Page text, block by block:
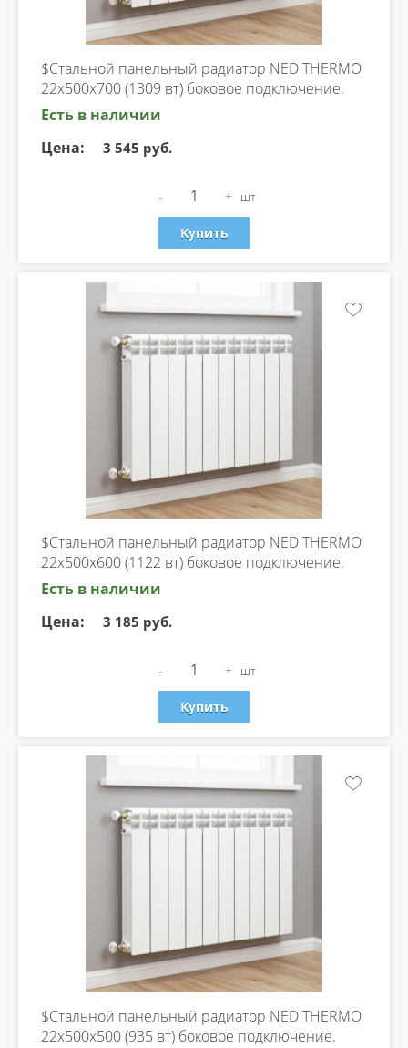
$Стальной панельный радиатор NED THERMO
22х500х700 (1309 вт) боковое подключение.
Есть в наличии
Цена:
3 545 руб.
- + шт
Купить
$Стальной панельный радиатор NED THERMO
22х500х600 (1122 вт) боковое подключение.
Есть в наличии
Цена:
3 185 руб.
- + шт
Купить
$Стальной панельный радиатор NED THERMO
22х500х500 (935 вт) боковое подключение.